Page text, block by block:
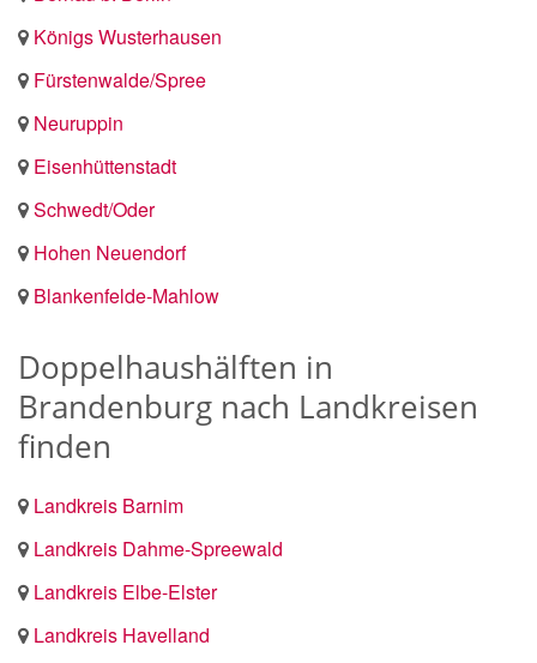
Königs Wusterhausen
Fürstenwalde/Spree
Neuruppin
Eisenhüttenstadt
Schwedt/Oder
Hohen Neuendorf
Blankenfelde-Mahlow
Doppelhaushälften in
Brandenburg nach Landkreisen
finden
Landkreis Barnim
Landkreis Dahme-Spreewald
Landkreis Elbe-Elster
Landkreis Havelland